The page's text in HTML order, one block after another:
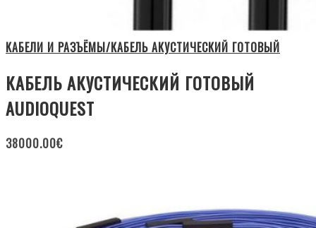
КАБЕЛИ И РАЗЪЁМЫ/КАБЕЛЬ АКУСТИЧЕСКИЙ ГОТОВЫЙ
КАБЕЛЬ АКУСТИЧЕСКИЙ ГОТОВЫЙ
AUDIOQUEST
38000.00€